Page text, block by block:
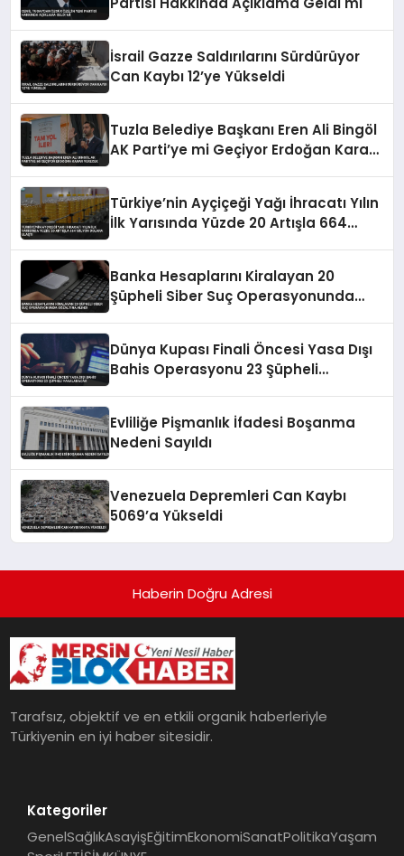
İsrail Gazze Saldırılarını Sürdürüyor
Can Kaybı 12’ye Yükseldi
Tuzla Belediye Başkanı Eren Ali Bingöl
AK Parti’ye mi Geçiyor Erdoğan Karar
Türkiye’nin Ayçiçeği Yağı İhracatı Yılın
İlk Yarısında Yüzde 20 Artışla 664
Banka Hesaplarını Kiralayan 20
Şüpheli Siber Suç Operasyonunda
Dünya Kupası Finali Öncesi Yasa Dışı
Bahis Operasyonu 23 Şüpheli
Evliliğe Pişmanlık İfadesi Boşanma
Nedeni Sayıldı
Venezuela Depremleri Can Kaybı
5069’a Yükseldi
Haberin Doğru Adresi
Tarafsız, objektif ve en etkili organik haberleriyle
Türkiyenin en iyi haber sitesidir.
Kategoriler
GenelSağlıkAsayişEğitimEkonomiSanatPolitikaYaşam